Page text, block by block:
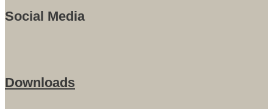
Social Media
Downloads